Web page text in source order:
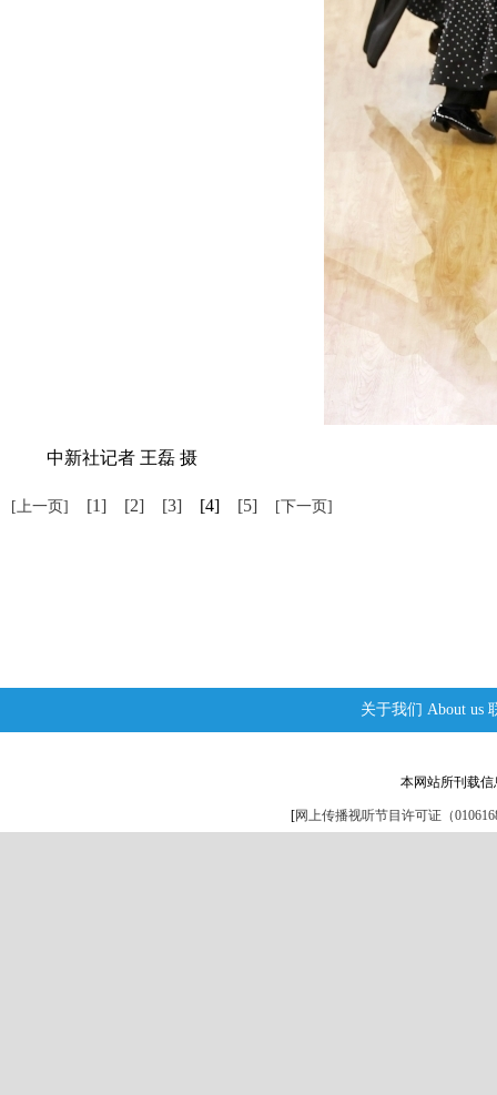
中新社记者 王磊 摄
[上一页] [1] [2] [3] [4] [5] [下一页]
关于我们 About us
本网站所刊载
[网上传播视听节目许可证（